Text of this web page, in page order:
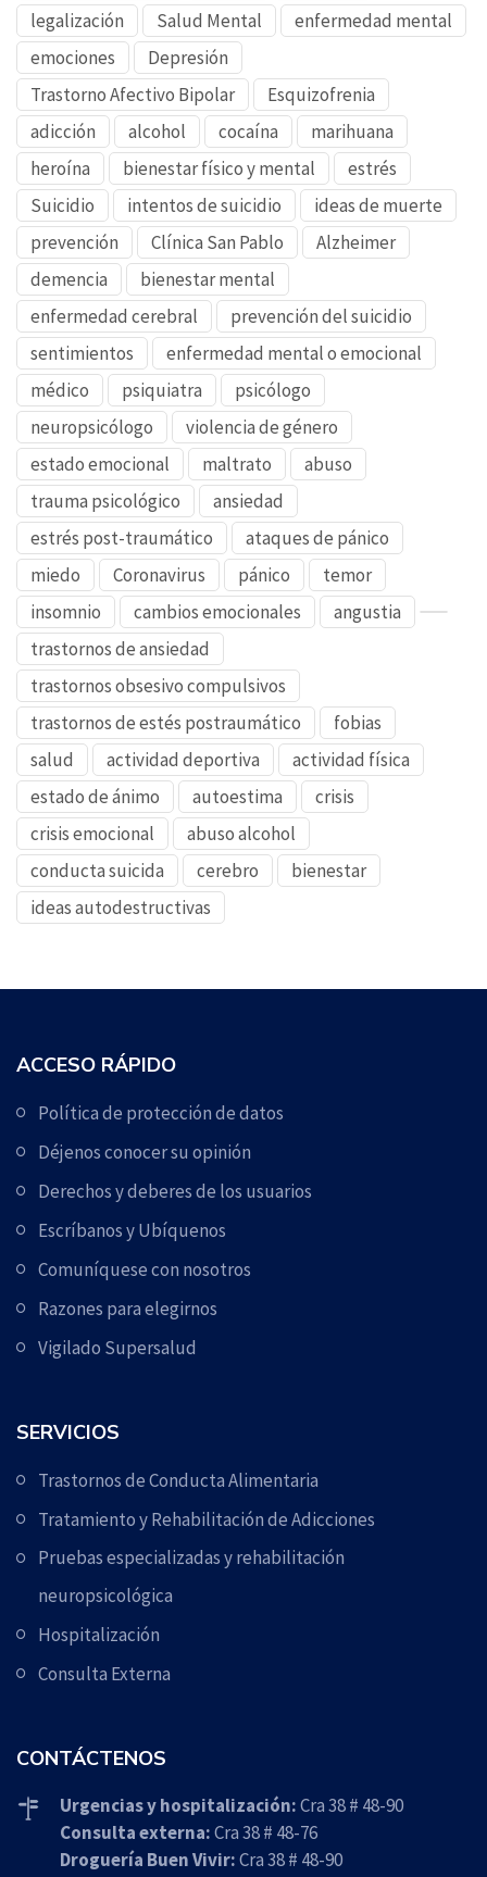
legalización
Salud Mental
enfermedad mental
emociones
Depresión
Trastorno Afectivo Bipolar
Esquizofrenia
adicción
alcohol cocaína
marihuana
heroína
bienestar físico y mental
estrés
Suicidio
intentos de suicidio
ideas de muerte
prevención
Clínica San Pablo
Alzheimer
demencia
bienestar mental
enfermedad cerebral
prevención del suicidio
sentimientos
enfermedad mental o emocional
médico
psiquiatra
psicólogo
neuropsicólogo
violencia de género
estado emocional
maltrato
abuso
trauma psicológico
ansiedad
estrés post-traumático
ataques de pánico
miedo
Coronavirus pánico
temor
insomnio
cambios emocionales
angustia
trastornos de ansiedad
trastornos obsesivo compulsivos
trastornos de estés postraumático
fobias
salud
actividad deportiva
actividad física
estado de ánimo
autoestima
crisis
crisis emocional
abuso alcohol
conducta suicida
cerebro
bienestar
ideas autodestructivas
ACCESO RÁPIDO
Política de protección de datos
Déjenos conocer su opinión
Derechos y deberes de los usuarios
Escríbanos y Ubíquenos
Comuníquese con nosotros
Razones para elegirnos
Vigilado Supersalud
SERVICIOS
Trastornos de Conducta Alimentaria
Tratamiento y Rehabilitación de Adicciones
Pruebas especializadas y rehabilitación
neuropsicológica
Hospitalización
Consulta Externa
CONTÁCTENOS
Urgencias y hospitalización:Cra 38 # 48-90
Consulta externa:Cra 38 # 48-76
Droguería Buen Vivir:Cra 38 # 48-90